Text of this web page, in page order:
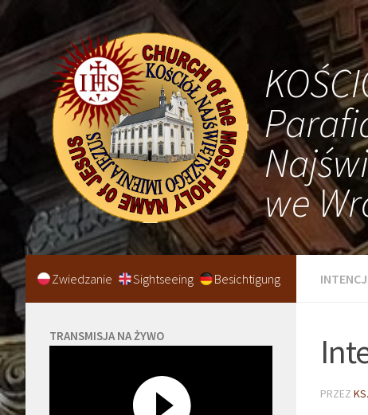
we
PRZEZ
Zwiedzanie Sightseeing Besichtigung
TRANSMISJA NA ŻYWO